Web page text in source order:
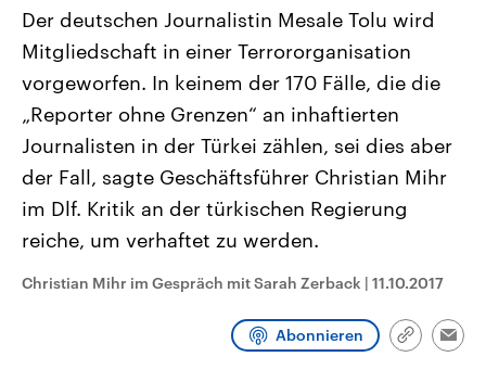
2026
Alle Informationen
Sachsen-Anhalt wählt am 6.
September 2026 einen neuen
Landtag. Seit 2021 wird das
Bundesland von einer Koalition aus
Umfragen, Prognosen,
und Hintergründe zu den Parteien
und Kandidaten der anstehenden
Wahl.
Aktuelle Beiträge,
Hintergründe
Wirtschaftlich und
gehören die Vereinigten
den mächtigsten Ländern
mit großem Einfluss auf
aktuelle Weltgeschehen.
Sendungen Programm Podcasts
Der deutschen Journalistin Mesale Tolu wird
Mitgliedschaft in einer Terrororganisation
vorgeworfen. In keinem der 170 Fälle, die die
„Reporter ohne Grenzen“ an inhaftierten
Journalisten in der Türkei zählen, sei dies aber
der Fall, sagte Geschäftsführer Christian Mihr
im Dlf. Kritik an der türkischen Regierung
reiche, um verhaftet zu werden.
Christian Mihr im Gespräch mit Sarah Zerback | 11.10.2017
Abonnieren
Link